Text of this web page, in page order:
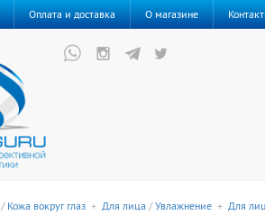
Оплата и доставка О магазине
/ Кожа вокруг глаз + Для лица /Увлажнение + Для